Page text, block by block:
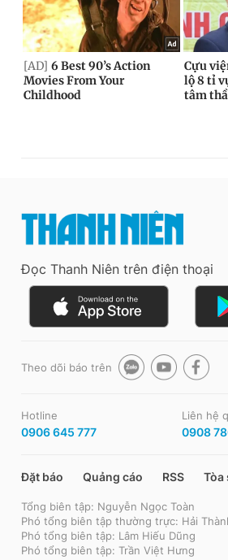
Đọc Thanh Niên trên điện thoại
Theo dõi báo trên
Hotline
0906 645 777
Liên hệ
0908
Đặt báo Quảng cáo RSS Tòa
Tổng biên tập: Nguyễn Ngọc Toàn
Phó tổng biên tập thường trực: Hải
Phó tổng biên tập: Lâm Hiếu Dũng
Phó tổng biên tập: Trần Việt Hưng